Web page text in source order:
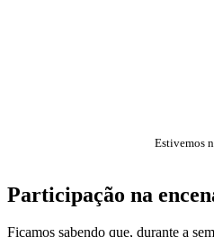
Estivemos
Participação na
Ficamos sabendo que, durante a